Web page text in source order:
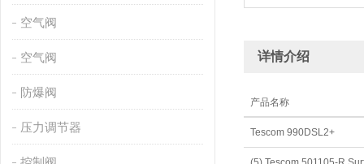
空气阀
空气阀
防爆阀
压力调节器
详情介绍
产品名称
Tescom 990DSL2+